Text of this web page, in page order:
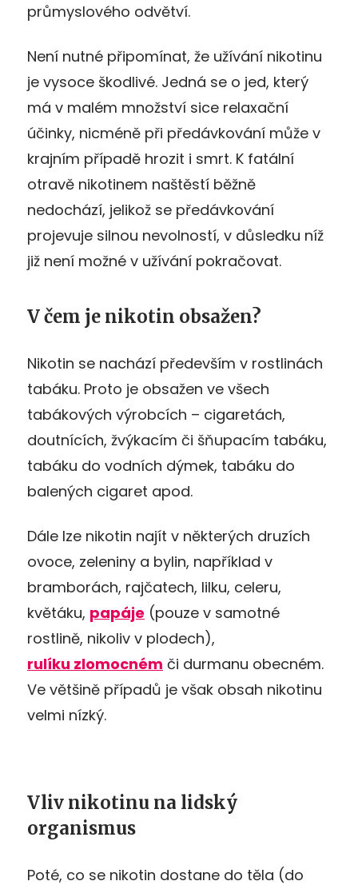
průmyslového odvětví.
Není nutné připomínat, že užívání nikotinu
je vysoce škodlivé. Jedná se o jed, který
má v malém množství sice relaxační
účinky, nicméně při předávkování může v
krajním případě hrozit i smrt. K fatální
otravě nikotinem naštěstí běžně
nedochází, jelikož se předávkování
projevuje silnou nevolností, v důsledku níž
již není možné v užívání pokračovat.
V čem je nikotin obsažen?
Nikotin se nachází především v rostlinách
tabáku. Proto je obsažen ve všech
tabákových výrobcích – cigaretách,
doutnících, žvýkacím či šňupacím tabáku,
tabáku do vodních dýmek, tabáku do
balených cigaret apod.
Dále lze nikotin najít v některých druzích
ovoce, zeleniny a bylin, například v
bramborách, rajčatech, lilku, celeru,
květáku, papáje (pouze v samotné
rostlině, nikoliv v plodech),
rulíku zlomocném či durmanu obecném.
Ve většině případů je však obsah nikotinu
velmi nízký.
Vliv nikotinu na lidský
organismus
Poté, co se nikotin dostane do těla (do